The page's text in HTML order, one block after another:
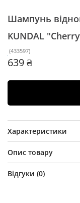
Шампунь
KUNDAL
(433597)
639 ₴
Характеристики
Опис товару
Відгуки (0)